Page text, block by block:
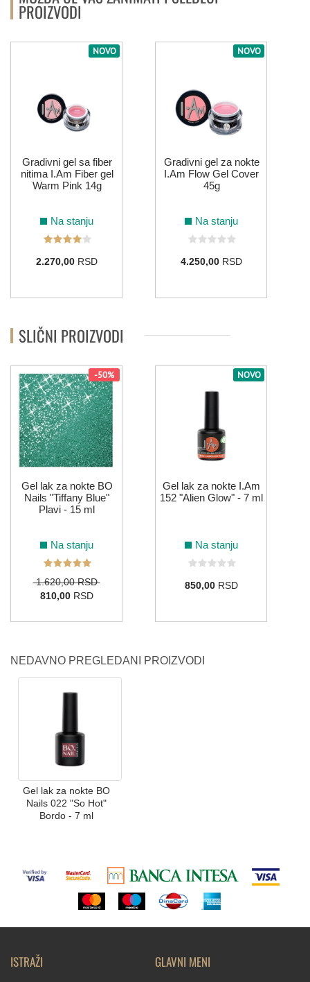
ROZE
TIRKIZNA
099
ŽUTA
185
PROIZVODI
NOVO
Gradivni gel sa fiber
nitima I.Am Fiber gel
Warm Pink 14g
Na stanju
2.270,00RSD
NOVO
Gradivni gel za nokte
I.Am Flow Gel Cover
45g
Na stanju
4.250,00RSD
SLIČNI PROIZVODI
-50%
Gel lak za nokte BO
Nails "Tiffany Blue"
Plavi - 15 ml
Na stanju
1.620,00 RSD
810,00RSD
NOVO
Gel lak za nokte I.Am
152 "Alien Glow" - 7 ml
Na stanju
850,00RSD
NEDAVNO PREGLEDANI PROIZVODI
Gel lak za nokte BO
Nails 022 "So Hot"
Bordo - 7 ml
ISTRAŽI GLAVNI MENI